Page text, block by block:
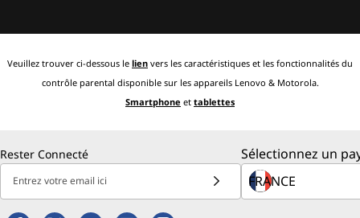
Veuillez trouver ci-dessous le lien vers les caractéristiques et les fonctionnalités du
contrôle parental disponible sur les appareils Lenovo & Motorola.
Smartphone et tablettes
Rester Connecté
Entrez votre email ici
Sélectionnez un